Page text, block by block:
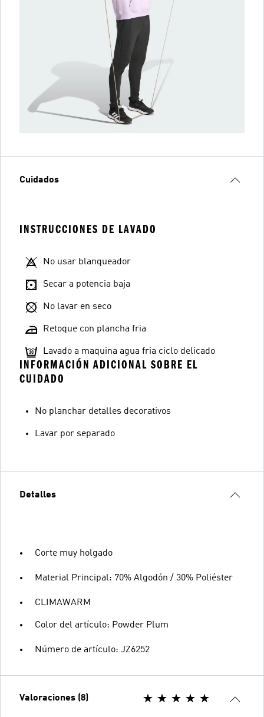
Cuidados
INSTRUCCIONES DE LAVADO
No usar blanqueador
Secar a potencia baja
No lavar en seco
Retoque con plancha fria
Lavado a maquina agua fria ciclo delicado
INFORMACIÓN ADICIONAL SOBRE EL
CUIDADO
No planchar detalles decorativos
Lavar por separado
Detalles
Corte muy holgado
Material Principal: 70% Algodón / 30% Poliéster
CLIMAWARM
Color del artículo: Powder Plum
Número de artículo: JZ6252
Valoraciones (8)